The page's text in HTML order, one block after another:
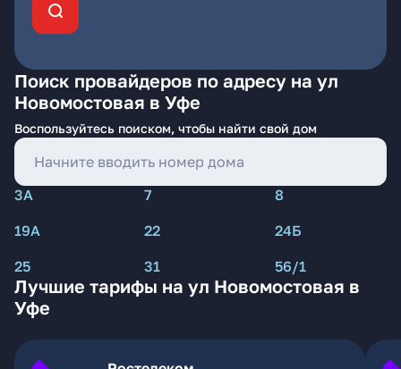
Поиск провайдеров по адресу на ул
Новомостовая в Уфе
Воспользуйтесь поиском, чтобы найти свой дом
3А 7
8
19А
22
24Б
25
31 56/1
Лучшие тарифы на ул Новомостовая в
Уфе